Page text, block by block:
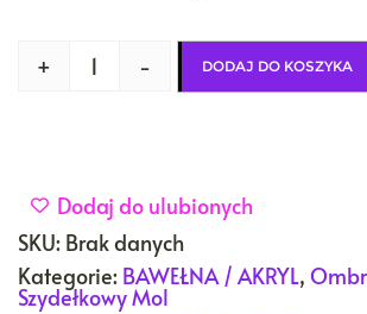
+ - DODAJ DO KOSZYKA
Dodaj do ulubionych
SKU: Brak danych
Kategorie: BAWEŁNA / AKRYL,
Szydełkowy Mol